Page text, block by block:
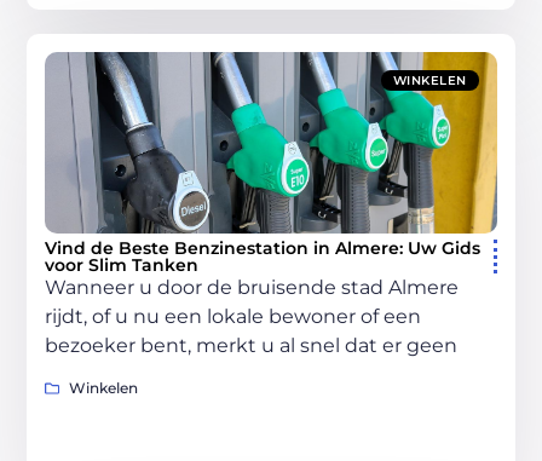
WINKELEN
Vind de Beste Benzinestation in Almere: Uw Gids
voor Slim Tanken
Wanneer u door de bruisende stad Almere
rijdt, of u nu een lokale bewoner of een
bezoeker bent, merkt u al snel dat er geen
Winkelen